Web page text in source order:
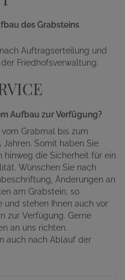
des Grabsteins
nach Auftragserteilung und
Friedhofsverwaltung.
Aufbau zur Verfügung?
Grabmal bis zum
Jahren. Somit haben Sie
die Sicherheit für ein
Wünschen Sie nach
Änderungen an
am Grabstein, so
stehen Ihnen auch vor
zur Verfügung. Gerne
an uns richten.
auch nach Ablauf der